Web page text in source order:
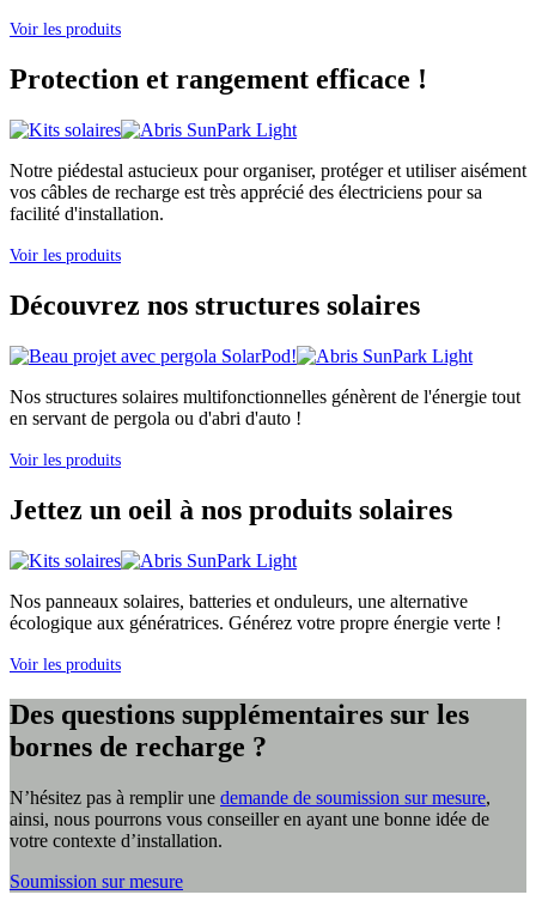
Voir les produits
Protection et rangement efficace !
Notre piédestal astucieux pour organiser, protéger et utiliser aisément
vos câbles de recharge est très apprécié des électriciens pour sa
facilité d'installation.
Voir les produits
Découvrez nos structures solaires
Nos structures solaires multifonctionnelles génèrent de l'énergie tout
en servant de pergola ou d'abri d'auto !
Voir les produits
Jettez un oeil à nos produits solaires
Nos panneaux solaires, batteries et onduleurs, une alternative
écologique aux génératrices. Générez votre propre énergie verte !
Voir les produits
Des questions supplémentaires sur les
bornes de recharge ?
N’hésitez pas à remplir une demande de soumission sur mesure,
ainsi, nous pourrons vous conseiller en ayant une bonne idée de
votre contexte d’installation.
Soumission sur mesure